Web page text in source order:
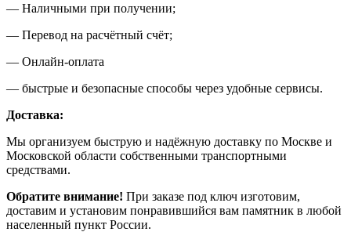
— Наличными при получении;
— Перевод на расчётный счёт;
— Онлайн-оплата
— быстрые и безопасные способы через удобные сервисы.
Доставка:
Мы организуем быструю и надёжную доставку по Москве и
Московской области собственными транспортными
средствами.
Обратите внимание! При заказе под ключ изготовим,
доставим и установим понравившийся вам памятник в любой
населенный пункт России.